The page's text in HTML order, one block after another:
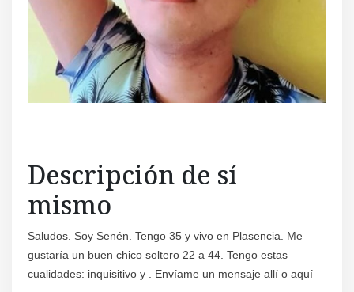
Descripción de sí
mismo
Saludos. Soy Senén. Tengo 35 y vivo en Plasencia. Me
gustaría un buen chico soltero 22 a 44. Tengo estas
cualidades: inquisitivo y . Envíame un mensaje allí o aquí